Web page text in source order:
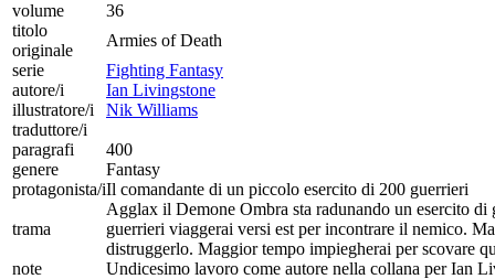
volume
36
titolo
originale
Armies of Death
serie
Fighting Fantasy
autore/i
Ian Livingstone
illustratore/i
Nik Williams
traduttore/i
paragrafi
400
genere
Fantasy
protagonista/iIl comandante di un piccolo esercito di 200 guerrieri
trama
Agglax il Demone Ombra sta radunando un esercito
guerrieri viaggerai versi est per incontrare il nemico.
distruggerlo. Maggior tempo impiegherai per scovare
note
Undicesimo lavoro come autore nella collana per Ian